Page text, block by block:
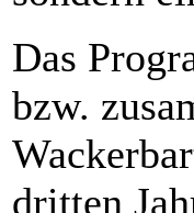
Das
bzw.
dritten